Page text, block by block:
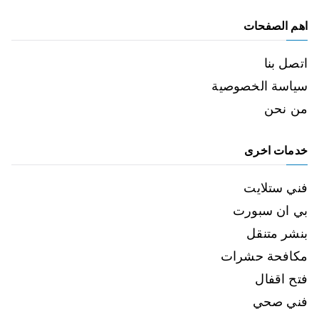
اهم الصفحات
اتصل بنا
سياسة الخصوصية
من نحن
خدمات اخرى
فني ستلايت
بي ان سبورت
بنشر متنقل
مكافحة حشرات
فتح اقفال
فني صحي